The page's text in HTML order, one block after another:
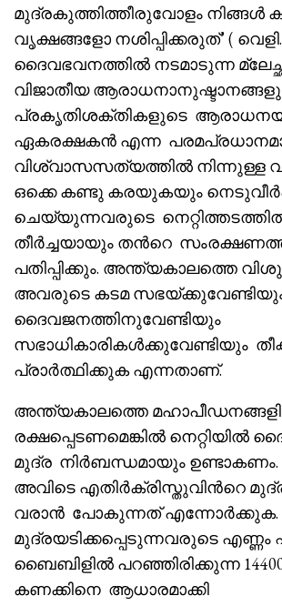
മുദ്രകുത്തിത്തീരുവോളം നിങ്ങൾ
വൃക്ഷങ്ങളോ നശിപ്പിക്കരുത്’ ( വെളി.
ദൈവഭവനത്തിൽ നടമാടുന്ന
വിജാതീയ
പ്രകൃതിശക്തികളുടെ
ഏകരക്ഷകൻ എന്ന
വിശ്വാസസത്യത്തിൽ നിന്നുള്ള
ഒക്കെ കണ്ടു കരയുകയും
ചെയ്യുന്നവരുടെ
തീർച്ചയായും തൻറെ
പതിപ്പിക്കും. അന്ത്യകാലത്തെ
അവരുടെ കടമ
ദൈവജനത്തിനുവേണ്ടിയും
സഭാധികാരികൾക്കുവേണ്ടിയും
പ്രാർത്ഥിക്കുക എന്നതാണ്.
അന്ത്യകാലത്തെ
രക്ഷപ്പെടണമെങ്കിൽ നെറ്റിയിൽ
മുദ്ര നിർബന്ധമായും
അവിടെ എതിർക്രിസ്തുവിൻറെ
വരാൻ പോകുന്നത് എന്നോർക്കുക.
മുദ്രയടിക്കപ്പെടുന്നവരുടെ
ബൈബിളിൽ പറഞ്ഞിരിക്കുന്ന
കണക്കിനെ ആധാരമാക്കി